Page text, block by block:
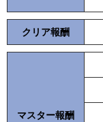
クリア報酬
マスター報酬